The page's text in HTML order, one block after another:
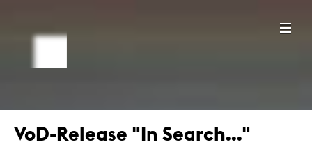
VoD-Release "In Search..."